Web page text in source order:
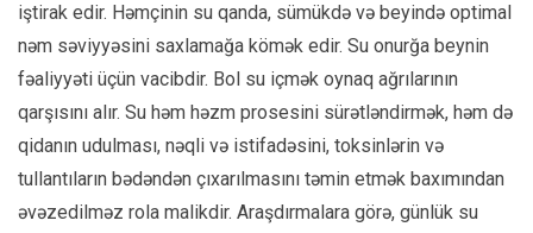
iştirak edir. Həmçinin su qanda, sümükdə və beyində optimal
nəm səviyyəsini saxlamağa kömək edir. Su onurğa beynin
fəaliyyəti üçün vacibdir. Bol su içmək oynaq ağrılarının
qarşısını alır. Su həm həzm prosesini sürətləndirmək, həm də
qidanın udulması, nəqli və istifadəsini, toksinlərin və
tullantıların bədəndən çıxarılmasını təmin etmək baxımından
əvəzedilməz rola malikdir. Araşdırmalara görə, günlük su